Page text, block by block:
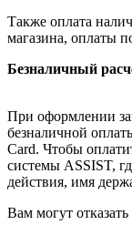
Также оплата
магазина, оплаты
Безналичный
При оформлении
безналичной
Card. Чтобы
системы ASSIST,
действия, имя
Вам могут